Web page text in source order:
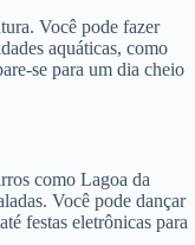
Você pode fazer
aquáticas, como
se para um dia cheio
como Lagoa da
Você pode dançar
festas eletrônicas para